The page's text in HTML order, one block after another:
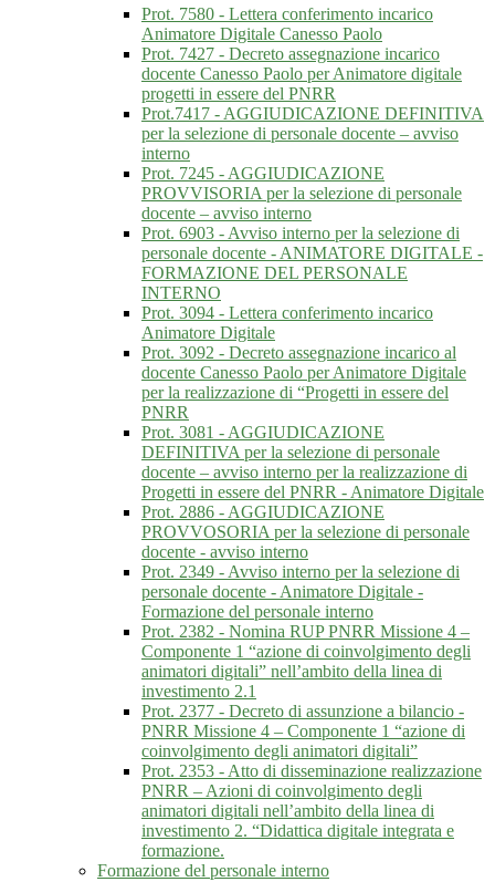
Prot. 7580 - Lettera conferimento incarico
Animatore Digitale Canesso Paolo
Prot. 7427 - Decreto assegnazione incarico
docente Canesso Paolo per Animatore digitale
progetti in essere del PNRR
Prot.7417 - AGGIUDICAZIONE DEFINITIVA
per la selezione di personale docente – avviso
interno
Prot. 7245 - AGGIUDICAZIONE
PROVVISORIA per la selezione di personale
docente – avviso interno
Prot. 6903 - Avviso interno per la selezione di
personale docente - ANIMATORE DIGITALE -
FORMAZIONE DEL PERSONALE
INTERNO
Prot. 3094 - Lettera conferimento incarico
Animatore Digitale
Prot. 3092 - Decreto assegnazione incarico al
docente Canesso Paolo per Animatore Digitale
per la realizzazione di “Progetti in essere del
PNRR
Prot. 3081 - AGGIUDICAZIONE
DEFINITIVA per la selezione di personale
docente – avviso interno per la realizzazione di
Progetti in essere del PNRR - Animatore Digitale
Prot. 2886 - AGGIUDICAZIONE
PROVVOSORIA per la selezione di personale
docente - avviso interno
Prot. 2349 - Avviso interno per la selezione di
personale docente - Animatore Digitale -
Formazione del personale interno
Prot. 2382 - Nomina RUP PNRR Missione 4 –
Componente 1 “azione di coinvolgimento degli
animatori digitali” nell’ambito della linea di
investimento 2.1
Prot. 2377 - Decreto di assunzione a bilancio -
PNRR Missione 4 – Componente 1 “azione di
coinvolgimento degli animatori digitali”
Prot. 2353 - Atto di disseminazione realizzazione
PNRR – Azioni di coinvolgimento degli
animatori digitali nell’ambito della linea di
investimento 2. “Didattica digitale integrata e
formazione.
Formazione del personale interno